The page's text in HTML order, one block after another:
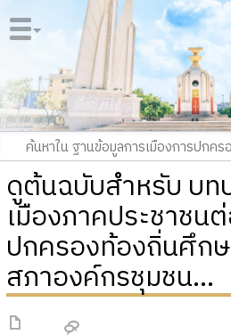
ดูต้นฉบับสำหรับ บท
เมืองภาคประชาชน
ปกครองท้องถิ่นศึก
สภาองค์กรชุมชน...